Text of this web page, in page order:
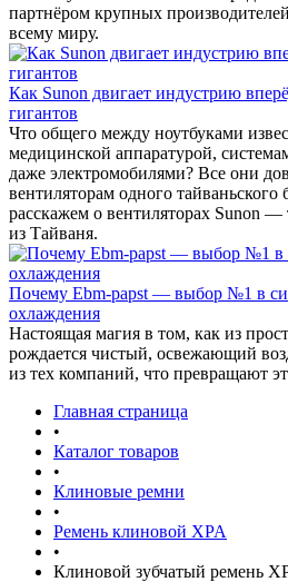
партнёром крупных
всему миру.
Как Sunon двигает индустрию
гигантов
Что общего между ноутбуками
медицинской аппаратурой,
даже электромобилями? Все они
вентиляторам одного
расскажем о вентиляторах Sunon —
из Тайваня.
Почему Ebm-papst — выбор №1 в
охлаждения
Настоящая магия в том, как из
рождается чистый, освежающий
из тех компаний, что превращают
Главная страница
•
Каталог товаров
•
Клиновые ремни
•
Ремень клиновой XPA
•
Клиновой зубчатый ремень